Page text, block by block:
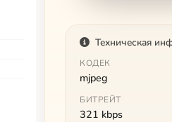
Техническая
КОДЕК
mjpeg
БИТРЕЙТ
321 kbps